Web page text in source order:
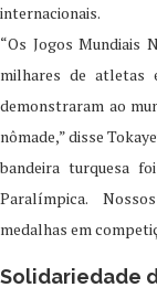
internacionais.
“Os Jogos Mundiais
milhares de atletas
demonstraram ao
nômade,” disse
bandeira turquesa
Paralímpica.
medalhas em
Solidariedade